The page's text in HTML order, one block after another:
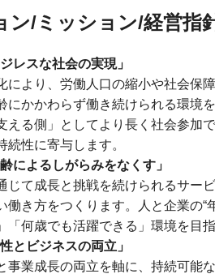
ン/ミッション/経営指
レスな社会の実現」
により、労働人口の縮小や社会保
にかかわらず働き続けられる環境
える側」としてより長く社会参加
続性に寄与します。
によるしがらみをなくす」
じて成長と挑戦を続けられるサー
働き方をつくります。人と企業の“
「何歳でも活躍できる」環境を目指
とビジネスの両立」
事業成長の両立を軸に、持続可能